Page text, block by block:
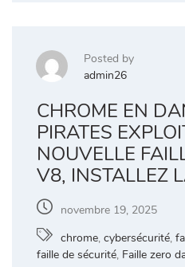
Posted by
admin26
CHROME EN
PIRATES
NOUVELLE
V8, INSTALLEZ
novembre 19, 2025
chrome, cybersécurité,
faille de sécurité, Faille zero